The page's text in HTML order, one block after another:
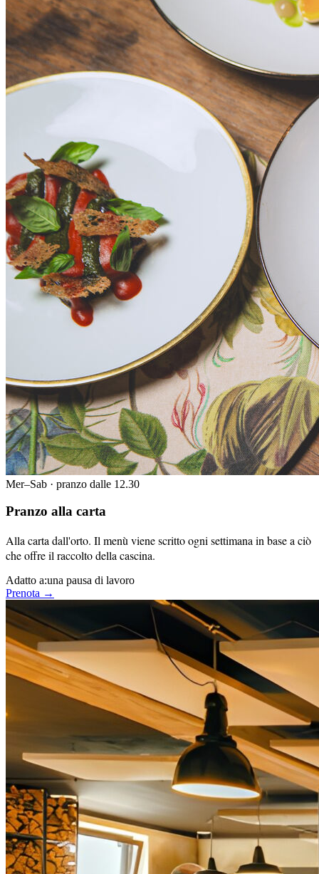
Mer–Sab · pranzo dalle 12.30
Pranzo alla carta
Alla carta dall'orto. Il menù viene scritto ogni settimana in base a ciò
che offre il raccolto della cascina.
Adatto a:una pausa di lavoro
Prenota →